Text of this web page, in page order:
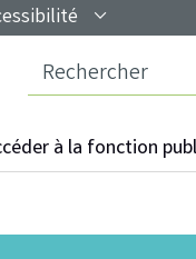
à la fonction